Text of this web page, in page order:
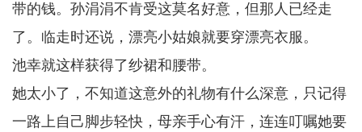
带的钱。孙涓涓不肯受这莫名好意，但那人已经走
了。临走时还说，漂亮小姑娘就要穿漂亮衣服。
池幸就这样获得了纱裙和腰带。
她太小了，不知道这意外的礼物有什么深意，只记得
一路上自己脚步轻快，母亲手心有汗，连连叮嘱她要